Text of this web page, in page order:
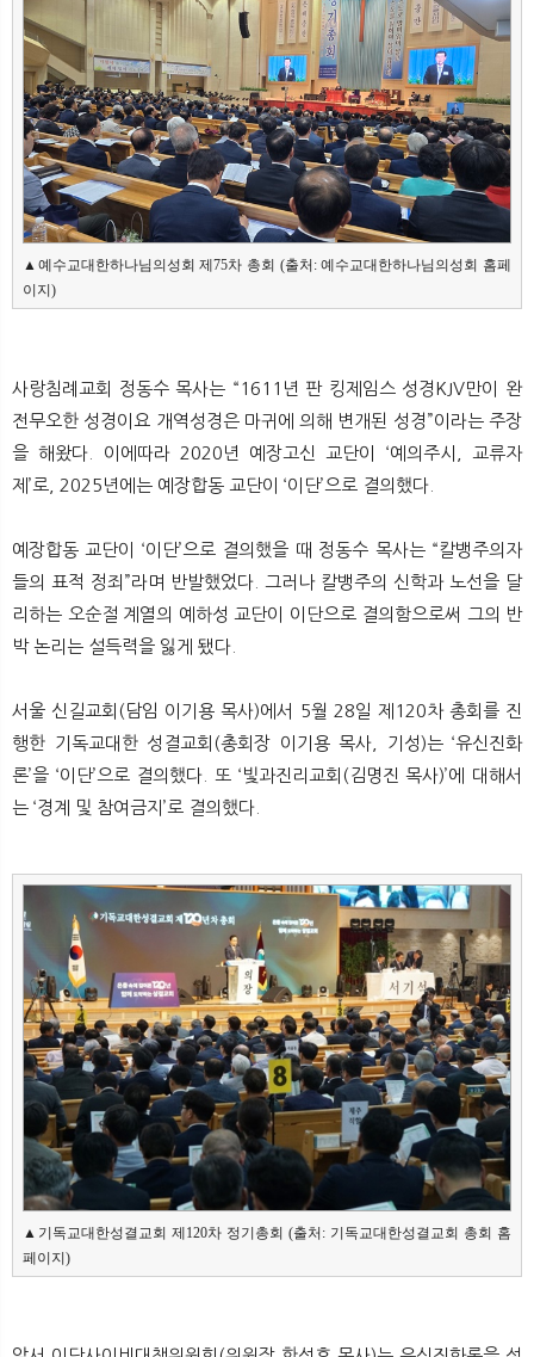
▲예수교대한하나님의성회 제75차 총회 (출처: 예수교대한하나님의성회 홈페
이지)
사랑침례교회 정동수 목사는 “1611년 판 킹제임스 성경KJV만이 완
전무오한 성경이요 개역성경은 마귀에 의해 변개된 성경”이라는 주장
을 해왔다. 이에따라 2020년 예장고신 교단이 ‘예의주시, 교류자
제’로, 2025년에는 예장합동 교단이 ‘이단’으로 결의했다.
예장합동 교단이 ‘이단’으로 결의했을 때 정동수 목사는 “칼뱅주의자
들의 표적 정죄”라며 반발했었다. 그러나 칼뱅주의 신학과 노선을 달
리하는 오순절 계열의 예하성 교단이 이단으로 결의함으로써 그의 반
박 논리는 설득력을 잃게 됐다.
서울 신길교회(담임 이기용 목사)에서 5월 28일 제120차 총회를 진
행한 기독교대한 성결교회(총회장 이기용 목사, 기성)는 ‘유신진화
론’을 ‘이단’으로 결의했다. 또 ‘빛과진리교회(김명진 목사)’에 대해서
는 ‘경계 및 참여금지’로 결의했다.
▲기독교대한성결교회 제120차 정기총회 (출처: 기독교대한성결교회 총회 홈
페이지)